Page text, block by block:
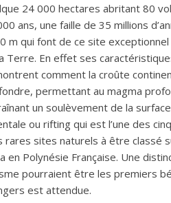
24 000 hectares abritant 80
ans, une faille de 35 millions
m qui font de ce site exceptionnel
Terre. En effet ses
comment la croûte
permettant au magma
un soulèvement de la
ou rifting qui est l’une des
rares sites naturels à être classé
Polynésie Française. Une
pourraient être les premiers
est attendue.